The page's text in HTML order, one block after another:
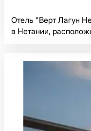
Отель "Верт Лагун
в Нетании,